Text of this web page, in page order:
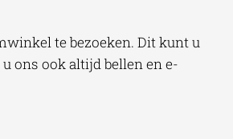
te bezoeken. Dit kunt u
ons ook altijd bellen en e-